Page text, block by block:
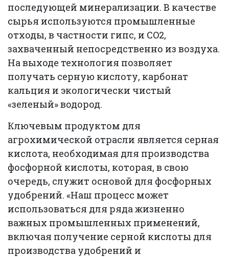
последующей минерализации. В качестве
сырья используются промышленные
отходы, в частности гипс, и CO2,
захваченный непосредственно из воздуха.
На выходе технология позволяет
получать серную кислоту, карбонат
кальция и экологически чистый
«зеленый» водород.
Ключевым продуктом для
агрохимической отрасли является серная
кислота, необходимая для производства
фосфорной кислоты, которая, в свою
очередь, служит основой для фосфорных
удобрений. «Наш процесс может
использоваться для ряда жизненно
важных промышленных применений,
включая получение серной кислоты для
производства удобрений и